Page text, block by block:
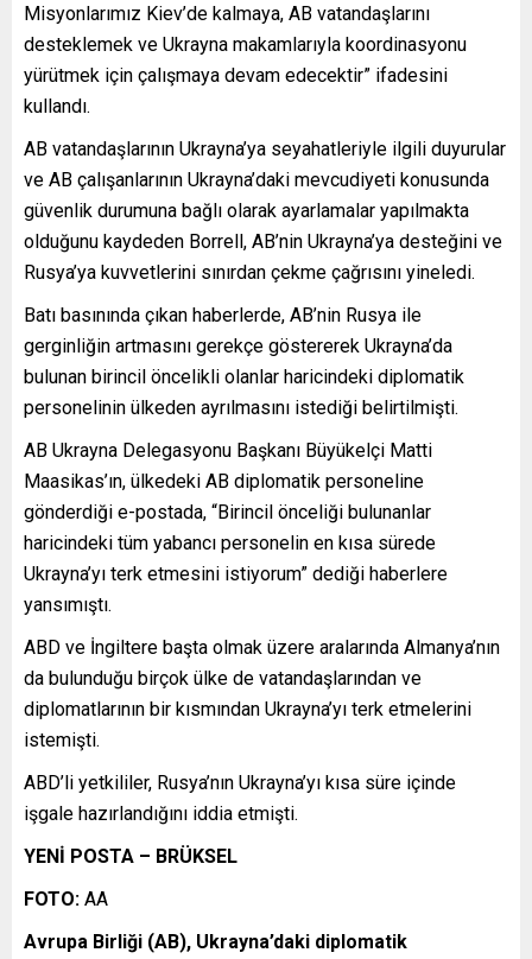
Misyonlarımız Kiev’de kalmaya, AB vatandaşlarını
desteklemek ve Ukrayna makamlarıyla koordinasyonu
yürütmek için çalışmaya devam edecektir” ifadesini
kullandı.
AB vatandaşlarının Ukrayna’ya seyahatleriyle ilgili duyurular
ve AB çalışanlarının Ukrayna’daki mevcudiyeti konusunda
güvenlik durumuna bağlı olarak ayarlamalar yapılmakta
olduğunu kaydeden Borrell, AB’nin Ukrayna’ya desteğini ve
Rusya’ya kuvvetlerini sınırdan çekme çağrısını yineledi.
Batı basınında çıkan haberlerde, AB’nin Rusya ile
gerginliğin artmasını gerekçe göstererek Ukrayna’da
bulunan birincil öncelikli olanlar haricindeki diplomatik
personelinin ülkeden ayrılmasını istediği belirtilmişti.
AB Ukrayna Delegasyonu Başkanı Büyükelçi Matti
Maasikas’ın, ülkedeki AB diplomatik personeline
gönderdiği e-postada, “Birincil önceliği bulunanlar
haricindeki tüm yabancı personelin en kısa sürede
Ukrayna’yı terk etmesini istiyorum” dediği haberlere
yansımıştı.
ABD ve İngiltere başta olmak üzere aralarında Almanya’nın
da bulunduğu birçok ülke de vatandaşlarından ve
diplomatlarının bir kısmından Ukrayna’yı terk etmelerini
istemişti.
ABD’li yetkililer, Rusya’nın Ukrayna’yı kısa süre içinde
işgale hazırlandığını iddia etmişti.
YENİ POSTA – BRÜKSEL
FOTO: AA
Avrupa Birliği (AB), Ukrayna’daki diplomatik